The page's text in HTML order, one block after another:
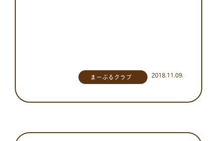
2018.11.09.
まーぶるクラブ